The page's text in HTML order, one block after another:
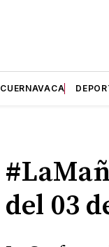
CUERNAVACA
del 03